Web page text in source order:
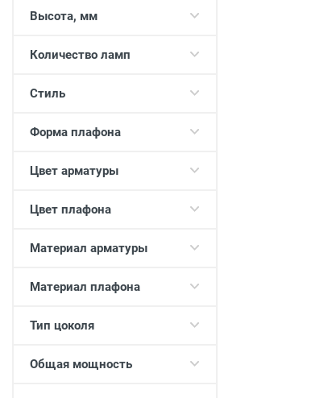
Высота, мм
Количество ламп
Стиль
Форма плафона
Цвет арматуры
Цвет плафона
Материал арматуры
Материал плафона
Тип цоколя
Общая мощность